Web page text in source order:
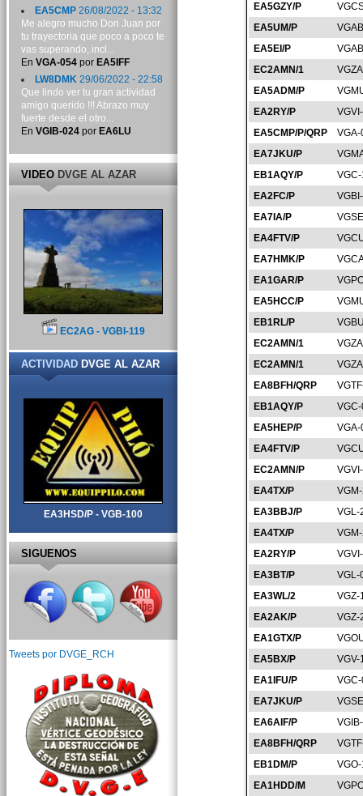
EA5GZY/P
EA5UM/P
EA5EI/P
EC2AMN/1
EA5ADM/P
EA2RY/P
EA5CMP/P/QRP
EA7JKU/P
EB1AQY/P
EA2FC/P
EA7IA/P
EA4FTV/P
EA7HMK/P
EA1GAR/P
EA5HCC/P
EB1RL/P
EC2AMN/1
EC2AMN/1
EA8BFH/QRP
EB1AQY/P
EA5HEP/P
EA4FTV/P
EC2AMN/P
EA4TX/P
EA3BBJ/P
VGL-
EA4TX/P
EA2RY/P
EA3BT/P
VGL-
EA3WL/2
VGZ-
EA2AK/P
VGZ-
EA1GTX/P
EA5BX/P
VGV-
EA1IFU/P
EA7JKU/P
EA6AIF/P
EA8BFH/QRP
EB1DM/P
EA1HDD/M
EA5CMP26/08/2022 - 13:32
Me alegro mucho Don Juan por
tu trayectoria que poco a poco te
vas superando, incl...
En VGA-054por EA5IFF
LW8DMK29/06/2022 - 22:58
Que lindo ver tu gran actividad
amigo querido !!! Abrazo muy
fuerte desde el otro...
En VGIB-024por EA6LU
VIDEODVGE AL AZAR
EC2AG - VGBI-119
ACTIVIDADDVGE AL AZAR
EA3HSD/P - VGB-100
SIGUENOS
Tweets por DVGE_RCH